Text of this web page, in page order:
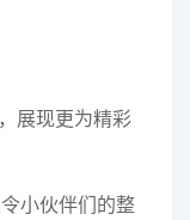
展现更为精彩
小伙伴们的整